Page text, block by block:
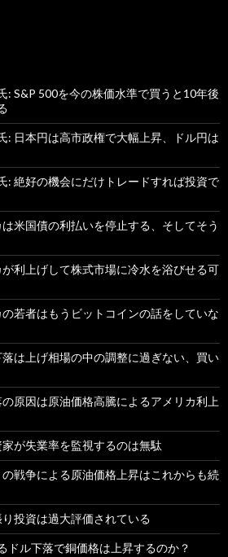
: S&P 500を今の株価水準で買うと10年後
: 日本円は高市政権で大幅上昇、ドル円は
: 絶好の機会にだけトレードすれば投資で
米国債の利払いを停止する、そしてそう
利上げして株式市場に冷水を浴びせる可
若者はもうビットコインの話をしていな
は上げ相場の中の調整に過ぎない、買い
原因は原油価格高騰によるアメリカ利上
が失業率を監視するのは無駄
戦争による原油価格上昇はこれからも続
投資は過大評価されている
ドル下落で銅価格は上昇するのか？